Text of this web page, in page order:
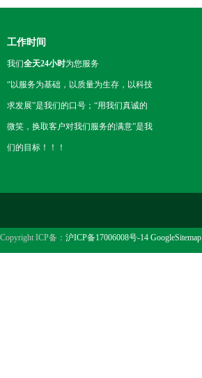
工作时间
我们全天24小时为您服务
“以服务为基础，以质量为生存，以科技
求发展”是我们的口号；“用我们真诚的
微笑，换取客户对我们服务的满意”是我
们的目标！！！
Copyright ICP备： 沪ICP备17006008号-14 GoogleSitemap